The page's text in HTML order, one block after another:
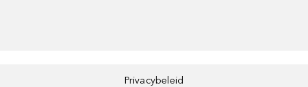
Privacybeleid